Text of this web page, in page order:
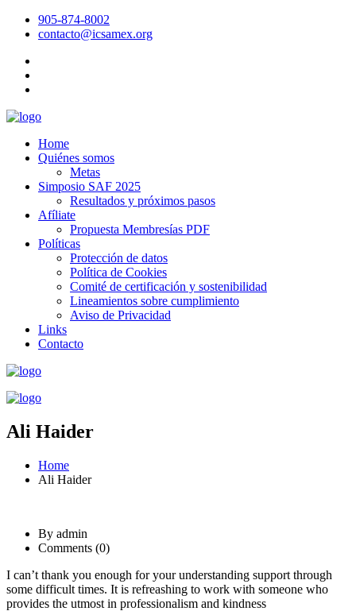
905-874-8002
contacto@icsamex.org
Home
Quiénes somos
Metas
Simposio SAF 2025
Resultados y próximos pasos
Afíliate
Propuesta Membresías PDF
Políticas
Protección de datos
Política de Cookies
Comité de certificación y sostenibilidad
Lineamientos sobre cumplimiento
Aviso de Privacidad
Links
Contacto
Ali Haider
Home
Ali Haider
By admin
Comments (0)
I can’t thank you enough for your understanding support through
some difficult times. It is refreashing to work with someone who
provides the utmost in professionalism and kindness